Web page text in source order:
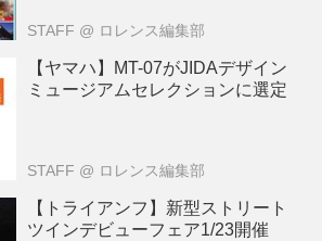
STAFF @ ロレンス編集部
【ヤマハ】MT-07がJIDAデザイン
ミュージアムセレクションに選定
STAFF @ ロレンス編集部
【トライアンフ】新型ストリート
ツインデビューフェア1/23開催